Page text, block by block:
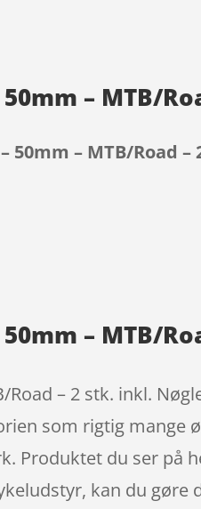
– MTB/
50mm – MTB/Road
– MTB/
– 2 stk. inkl.
som rigtig mange
Produktet du ser
kan du